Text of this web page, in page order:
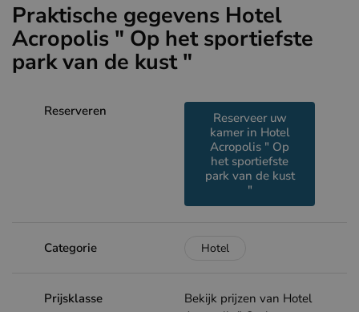
Praktische gegevens Hotel
Acropolis " Op het sportiefste
park van de kust "
Reserveren
Reserveer uw
kamer in Hotel
Acropolis " Op
het sportiefste
park van de kust
"
Categorie Hotel
Prijsklasse
Bekijk prijzen van Hotel